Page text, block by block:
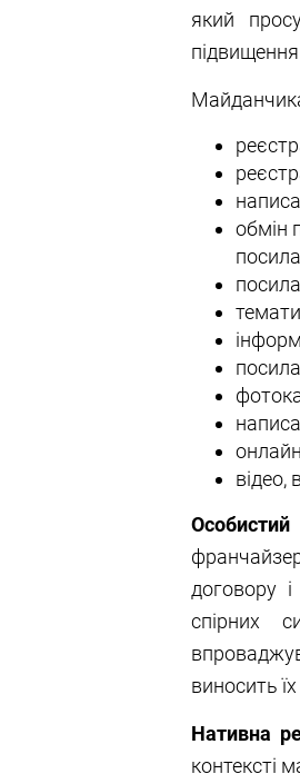
який
підвищення
обмін
відео,
договору
спірних
виносить
Нативна
контексті